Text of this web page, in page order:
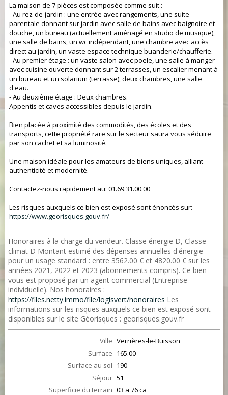
La maison de 7 pièces est composée comme suit :
- Au rez-de-jardin : une entrée avec rangements, une suite
parentale donnant sur jardin avec salle de bains avec baignoire et
douche, un bureau (actuellement aménagé en studio de musique),
une salle de bains, un wc indépendant, une chambre avec accès
direct au jardin, un vaste espace technique buanderie/chaufferie.
- Au premier étage : un vaste salon avec poele, une salle à manger
avec cuisine ouverte donnant sur 2 terrasses, un escalier menant à
un bureau et un solarium (terrasse), deux chambres, une salle
d'eau.
- Au deuxième étage : Deux chambres.
Appentis et caves accessibles depuis le jardin.
Bien placée à proximité des commodités, des écoles et des
transports, cette propriété rare sur le secteur saura vous séduire
par son cachet et sa luminosité.
Une maison idéale pour les amateurs de biens uniques, alliant
authenticité et modernité.
Contactez-nous rapidement au: 01.69.31.00.00
Les risques auxquels ce bien est exposé sont énoncés sur:
https://www.georisques.gouv.fr/
Honoraires à la charge du vendeur. Classe énergie D, Classe
climat D Montant estimé des dépenses annuelles d'énergie
pour un usage standard : entre 3562.00 € et 4820.00 € sur les
années 2021, 2022 et 2023 (abonnements compris). Ce bien
vous est proposé par un agent commercial (Entreprise
individuelle). Nos honoraires :
https://files.netty.immo/file/logisvert/honoraires Les
informations sur les risques auxquels ce bien est exposé sont
disponibles sur le site Géorisques : georisques.gouv.fr
Ville Verrières-le-Buisson
Surface 165.00
Surface au sol 190
Séjour 51
Superficie du terrain 03 a 76 ca